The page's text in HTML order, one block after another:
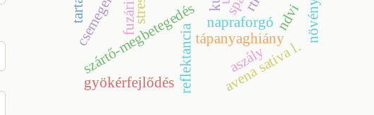
szártő-megbetegedés napraforgó
reflektancia tápanyaghiány
avena sativa l.
gyökérfejlődés
ndvi
aszály